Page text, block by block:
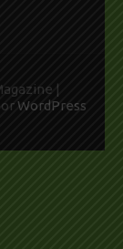
|
WordPress